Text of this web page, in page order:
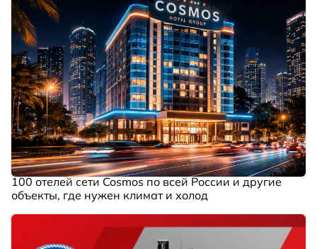
100 отелей сети Cosmos по всей России и другие
объекты, где нужен климат и холод